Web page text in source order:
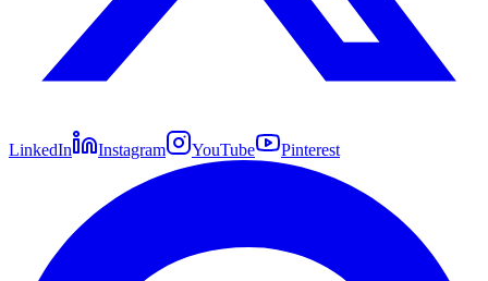
LinkedIn Instagram YouTube Pinterest